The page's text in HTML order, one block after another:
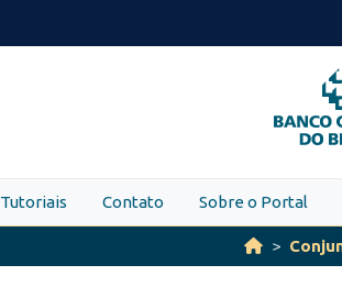
Tutoriais Contato Sobre o Portal